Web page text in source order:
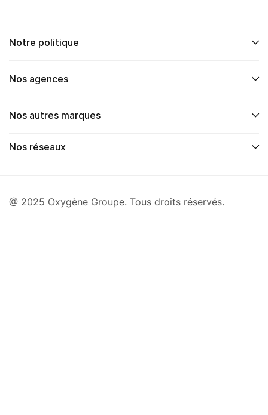
Notre politique
Nos agences
Nos autres marques
Nos réseaux
@ 2025 Oxygène Groupe. Tous droits réservés.